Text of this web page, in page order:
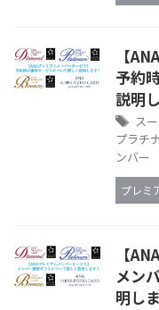
【
予約
説明
ス
プラチ
ンバー
プレミ
【
メン
明し